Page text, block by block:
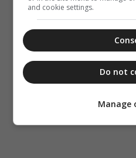
and cookie settings.
Do not
Manage